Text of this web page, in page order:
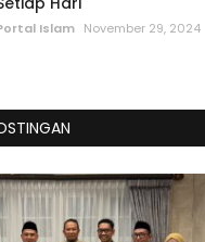
Islam November 29, 2024